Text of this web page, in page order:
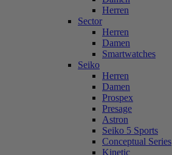
Herren
Sector
Herren
Damen
Smartwatches
Seiko
Herren
Damen
Prospex
Presage
Astron
Seiko 5 Sports
Conceptual Series
Kinetic